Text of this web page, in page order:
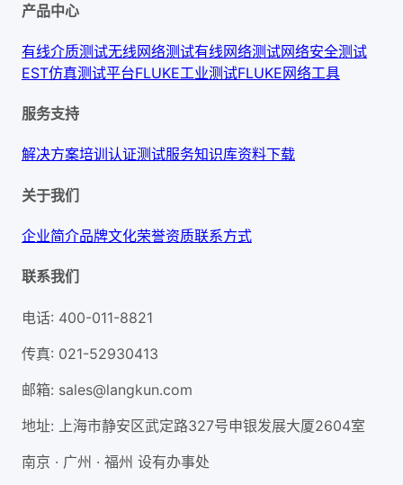
产品中心
有线介质测试无线网络测试有线网络测试网络安全测试
EST仿真测试平台FLUKE工业测试FLUKE网络工具
服务支持
解决方案培训认证测试服务知识库资料下载
关于我们
企业简介品牌文化荣誉资质联系方式
联系我们
电话: 400-011-8821
传真: 021-52930413
邮箱: sales@langkun.com
地址:
上海市静安区武定路327号申银发展大厦2604室
南京 · 广州 · 福州 设有办事处